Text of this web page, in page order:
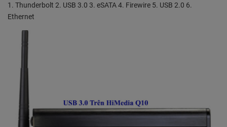
1. Thunderbolt 2. USB 3.0 3. eSATA 4. Firewire 5. USB 2.0 6.
Ethernet